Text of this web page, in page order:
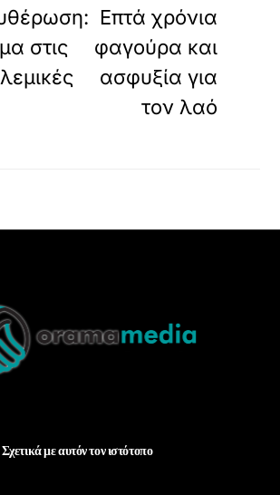
στις
Επτά χρόνια
φαγούρα και
ασφυξία για
τον λαό
Top
Σχετικά με αυτόν τον ιστότοπο